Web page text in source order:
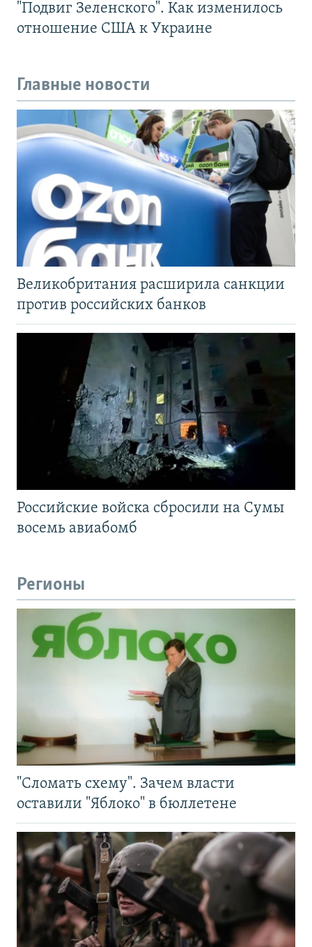
"Подвиг Зеленского". Как изменилось
отношение США к Украине
Главные новости
Великобритания расширила санкции
против российских банков
Российские войска сбросили на Сумы
восемь авиабомб
Регионы
"Сломать схему". Зачем власти
оставили "Яблоко" в бюллетене